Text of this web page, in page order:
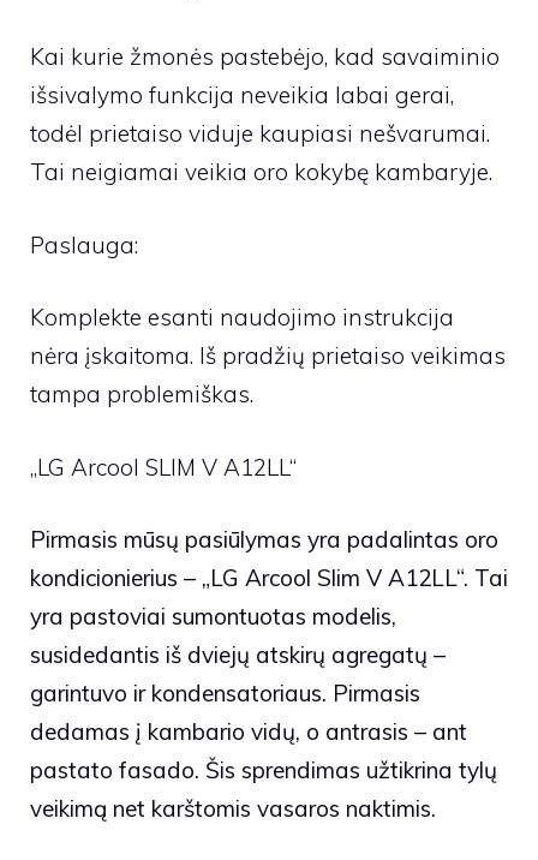
Kai kurie žmonės pastebėjo, kad savaiminio
išsivalymo funkcija neveikia labai gerai,
todėl prietaiso viduje kaupiasi nešvarumai.
Tai neigiamai veikia oro kokybę kambaryje.
Paslauga:
Komplekte esanti naudojimo instrukcija
nėra įskaitoma. Iš pradžių prietaiso veikimas
tampa problemiškas.
„LG Arcool SLIM V A12LL“
Pirmasis mūsų pasiūlymas yra padalintas oro
kondicionierius – „LG Arcool Slim V A12LL“. Tai
yra pastoviai sumontuotas modelis,
susidedantis iš dviejų atskirų agregatų –
garintuvo ir kondensatoriaus. Pirmasis
dedamas į kambario vidų, o antrasis – ant
pastato fasado. Šis sprendimas užtikrina tylų
veikimą net karštomis vasaros naktimis.